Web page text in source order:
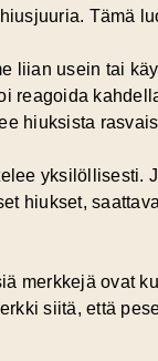
Tämä
liian usein tai
reagoida
hiuksista
yksilöllisesti.
hiukset,
merkkejä ovat
siitä, että